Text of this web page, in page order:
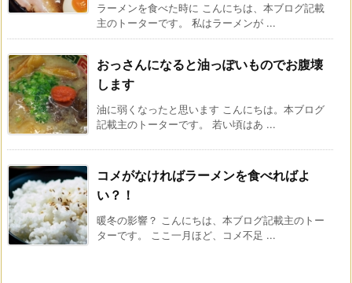
ラーメンを食べた時に こんにちは、本ブログ記載
主のトーターです。 私はラーメンが ...
おっさんになると油っぽいものでお腹壊
します
油に弱くなったと思います こんにちは。本ブログ
記載主のトーターです。 若い頃はあ ...
コメがなければラーメンを食べればよ
い？！
暖冬の影響？ こんにちは、本ブログ記載主のトー
ターです。 ここ一月ほど、コメ不足 ...